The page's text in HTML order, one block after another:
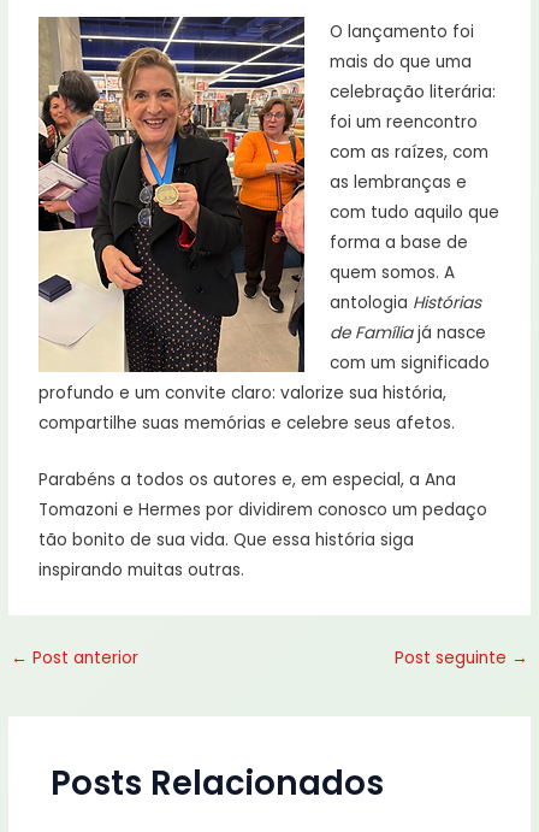
O lançamento foi
mais do que uma
celebração literária:
foi um reencontro
com as raízes, com
as lembranças e
com tudo aquilo que
forma a base de
quem somos. A
antologia Histórias
de Famíliajá nasce
com um significado
profundo e um convite claro: valorize sua história,
compartilhe suas memórias e celebre seus afetos.
Parabéns a todos os autores e, em especial, a Ana
Tomazoni e Hermes por dividirem conosco um pedaço
tão bonito de sua vida. Que essa história siga
inspirando muitas outras.
← Post anterior Post seguinte →
Posts Relacionados